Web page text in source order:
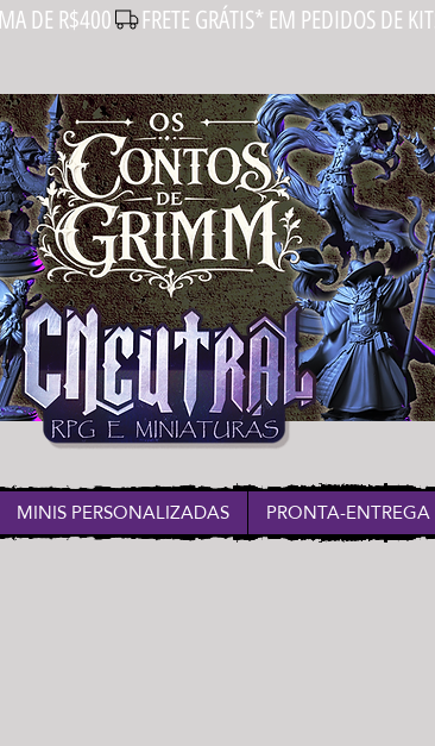
DE R$400
MINIS PERSONALIZADAS PRONTA-ENTREGA